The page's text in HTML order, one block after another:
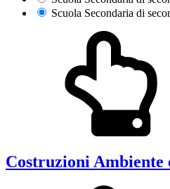
Scuola Secondaria di
Costruzioni